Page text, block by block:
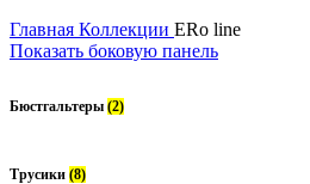
Главная Коллекции ERo line
Показать боковую панель
Бюстгальтеры (2)
Трусики (8)